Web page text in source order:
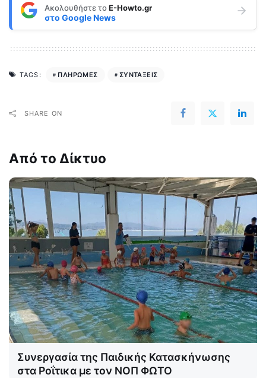
Ακολουθήστε τοE-Howto.gr
στο Google News
TAGS: ΠΛΗΡΩΜΕΣ ΣΥΝΤΑΞΕΙΣ
SHARE ON
Από το Δίκτυο
Συνεργασία της Παιδικής Κατασκήνωσης
στα Ροΐτικα με τον ΝΟΠ ΦΩΤΟ